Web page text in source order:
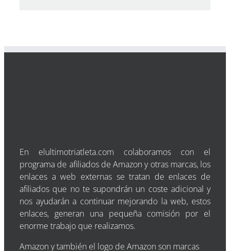
En elultimotriatleta.com colaboramos con el
programa de afiliados de Amazon y otras marcas, los
enlaces a web externas se tratan de enlaces de
afiliados que no te supondrán un coste adicional y
nos ayudarán a continuar mejorando la web, estos
enlaces, generan una pequeña comisión por el
enorme trabajo que realizamos.
Amazon y también el logo de Amazon son marcas